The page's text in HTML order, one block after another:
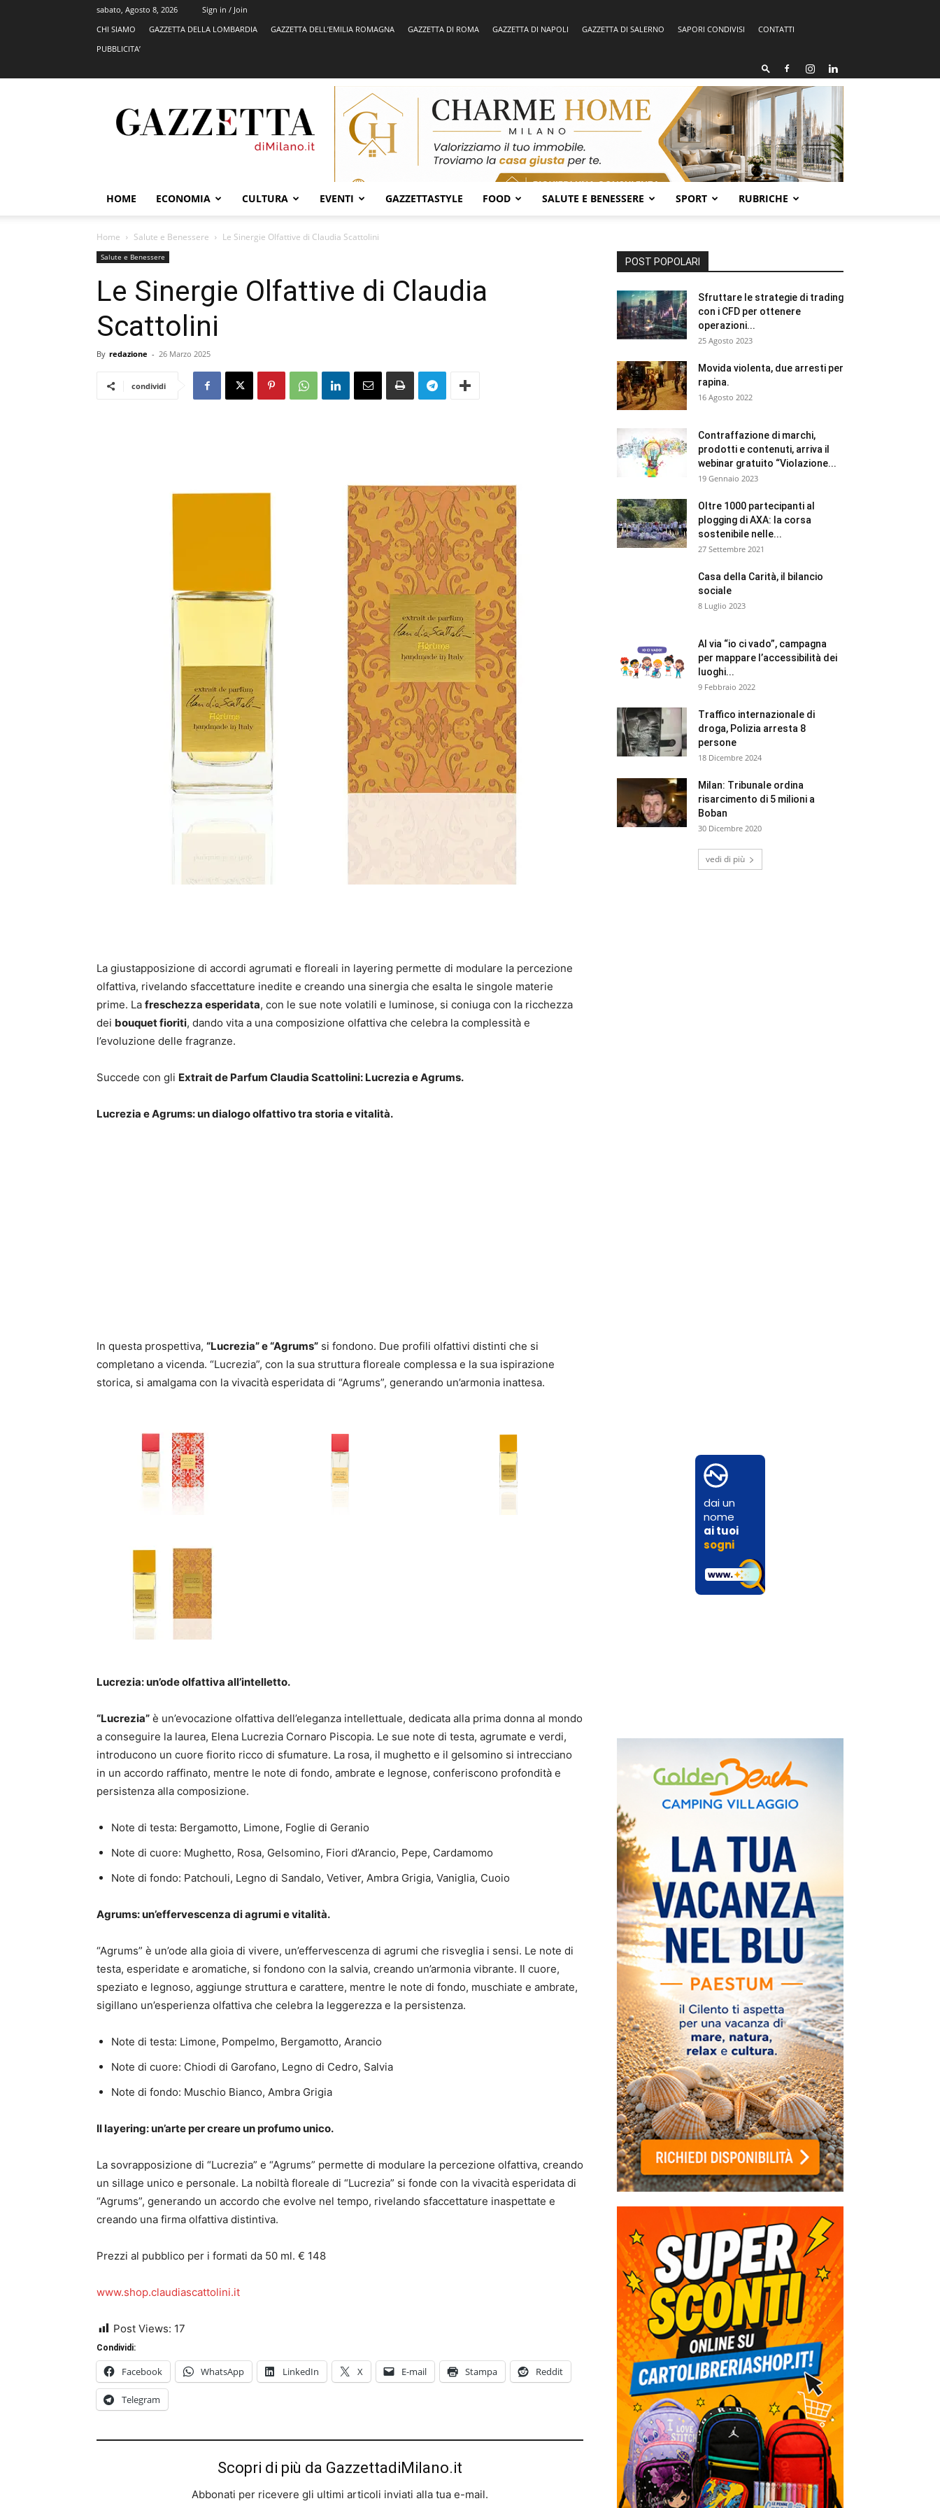
sabato, Agosto 8, 2026
Sign in / Join
CHI SIAMO
GAZZETTA DELLA LOMBARDIA GAZZETTA DELL’EMILIA ROMAGNA GAZZETTA DI ROMA GAZZETTA DI NAPOLI GAZZETTA DI SALERNO SAPORI CONDIVISI
CONTATTI
PUBBLICITA’
HOME ECONOMIA CULTURA EVENTI GAZZETTASTYLE FOOD SALUTE E BENESSERE SPORT RUBRICHE
Home Salute e Benessere Le Sinergie Olfattive di Claudia Scattolini
Salute e Benessere
Le Sinergie Olfattive di Claudia
Scattolini
By redazione - 26 Marzo 2025
condividi
La giustapposizione di accordi agrumati e floreali in layering permette di modulare la percezione
olfattiva, rivelando sfaccettature inedite e creando una sinergia che esalta le singole materie
prime. La freschezza esperidata, con le sue note volatili e luminose, si coniuga con la ricchezza
dei bouquet fioriti, dando vita a una composizione olfattiva che celebra la complessità e
l’evoluzione delle fragranze.
Succede con gli Extrait de Parfum Claudia Scattolini: Lucrezia e Agrums.
Lucrezia e Agrums: un dialogo olfattivo tra storia e vitalità.
In questa prospettiva, “Lucrezia” e “Agrums” si fondono. Due profili olfattivi distinti che si
completano a vicenda. “Lucrezia”, con la sua struttura floreale complessa e la sua ispirazione
storica, si amalgama con la vivacità esperidata di “Agrums”, generando un’armonia inattesa.
Lucrezia: un’ode olfattiva all’intelletto.
“Lucrezia” è un’evocazione olfattiva dell’eleganza intellettuale, dedicata alla prima donna al mondo
a conseguire la laurea, Elena Lucrezia Cornaro Piscopia. Le sue note di testa, agrumate e verdi,
introducono un cuore fiorito ricco di sfumature. La rosa, il mughetto e il gelsomino si intrecciano
in un accordo raffinato, mentre le note di fondo, ambrate e legnose, conferiscono profondità e
persistenza alla composizione.
Note di testa: Bergamotto, Limone, Foglie di Geranio
Note di cuore: Mughetto, Rosa, Gelsomino, Fiori d’Arancio, Pepe, Cardamomo
Note di fondo: Patchouli, Legno di Sandalo, Vetiver, Ambra Grigia, Vaniglia, Cuoio
Agrums: un’effervescenza di agrumi e vitalità.
“Agrums” è un’ode alla gioia di vivere, un’effervescenza di agrumi che risveglia i sensi. Le note di
testa, esperidate e aromatiche, si fondono con la salvia, creando un’armonia vibrante. Il cuore,
speziato e legnoso, aggiunge struttura e carattere, mentre le note di fondo, muschiate e ambrate,
sigillano un’esperienza olfattiva che celebra la leggerezza e la persistenza.
Note di testa: Limone, Pompelmo, Bergamotto, Arancio
Note di cuore: Chiodi di Garofano, Legno di Cedro, Salvia
Note di fondo: Muschio Bianco, Ambra Grigia
Il layering: un’arte per creare un profumo unico.
La sovrapposizione di “Lucrezia” e “Agrums” permette di modulare la percezione olfattiva, creando
un sillage unico e personale. La nobiltà floreale di “Lucrezia” si fonde con la vivacità esperidata di
“Agrums”, generando un accordo che evolve nel tempo, rivelando sfaccettature inaspettate e
creando una firma olfattiva distintiva.
Prezzi al pubblico per i formati da 50 ml. € 148
www.shop.claudiascattolini.it
Post Views: 17
Condividi:
Facebook WhatsApp LinkedIn X E-mail Stampa Reddit
Telegram
Scopri di più da GazzettadiMilano.it
Abbonati per ricevere gli ultimi articoli inviati alla tua e-mail.
POST POPOLARI
Sfruttare le strategie di trading
con i CFD per ottenere
operazioni...
25 Agosto 2023
Movida violenta, due arresti per
rapina.
16 Agosto 2022
Contraffazione di marchi,
prodotti e contenuti, arriva il
webinar gratuito “Violazione...
19 Gennaio 2023
Oltre 1000 partecipanti al
plogging di AXA: la corsa
sostenibile nelle...
27 Settembre 2021
Casa della Carità, il bilancio
sociale
8 Luglio 2023
Al via “io ci vado”, campagna
per mappare l’accessibilità dei
luoghi...
9 Febbraio 2022
Traffico internazionale di
droga, Polizia arresta 8
persone
18 Dicembre 2024
Milan: Tribunale ordina
risarcimento di 5 milioni a
Boban
30 Dicembre 2020
vedi di più